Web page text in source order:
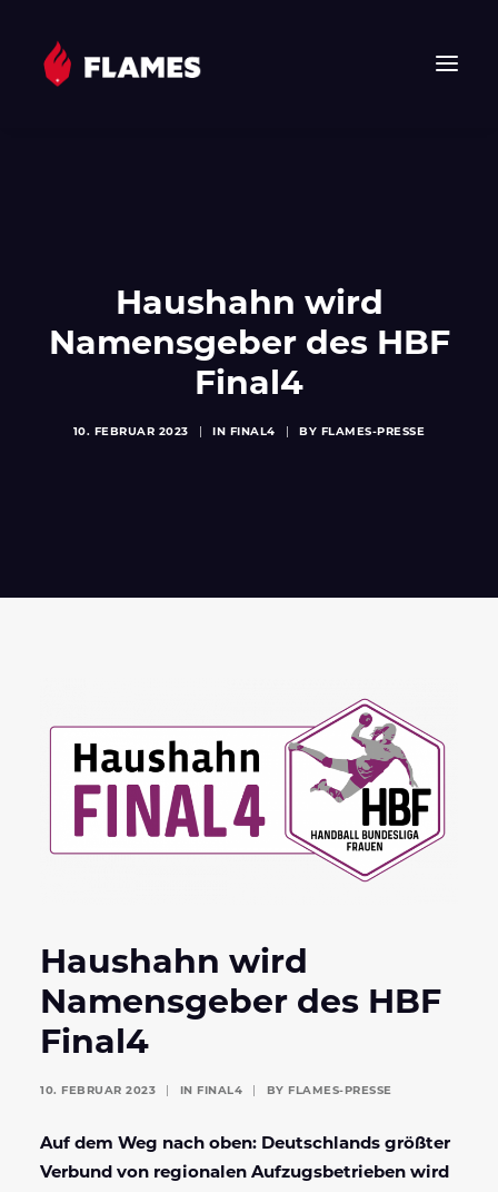
VEREIN
SPONSOREN & PARTNER
Haushahn wird
Namensgeber des HBF
Final4
10. FEBRUAR 2023 IN FINAL4 BY FLAMES-PRESSE
Haushahn wird
Namensgeber des HBF
Final4
10. FEBRUAR 2023 IN FINAL4 BY FLAMES-PRESSE
Auf dem Weg nach oben: Deutschlands größter
Verbund von regionalen Aufzugsbetrieben wird